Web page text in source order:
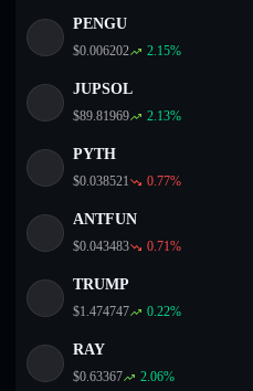
PENGU
$0.006202 2.15%
JUPSOL
$89.81969 2.13%
PYTH
$0.038521 0.77%
ANTFUN
$0.043483 0.71%
TRUMP
$1.474747 0.22%
RAY
$0.63367 2.06%